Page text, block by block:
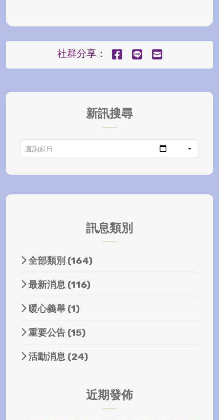
新訊搜尋
訊息類別
全部類別 (164)
最新消息 (116)
暖心義舉 (1)
重要公告 (15)
活動消息 (24)
近期發佈
社群分享：